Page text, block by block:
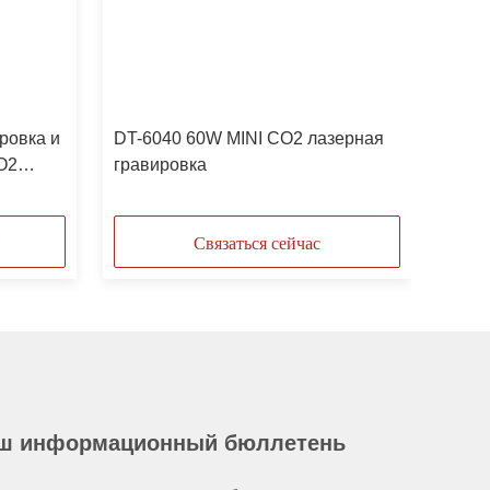
и
DT-6040 60W MINI CO2 лазерная
гравировка
Связаться сейчас
информационный бюллетень